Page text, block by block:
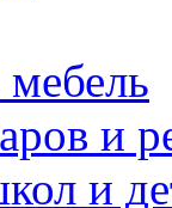
и
и